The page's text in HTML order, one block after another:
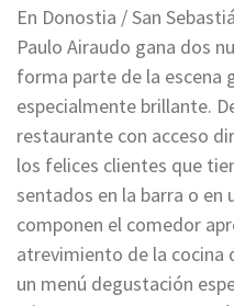
En Donostia / San
Paulo Airaudo gana dos
forma parte de la escena
especialmente brillante.
restaurante con acceso
los felices clientes que
sentados en la barra o en
componen el comedor
atrevimiento de la cocina
un menú degustación